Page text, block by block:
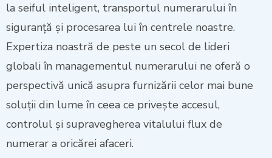
la seiful inteligent, transportul numerarului în
siguranță și procesarea lui în centrele noastre.
Expertiza noastră de peste un secol de lideri
globali în managementul numerarului ne oferă o
perspectivă unică asupra furnizării celor mai bune
soluții din lume în ceea ce privește accesul,
controlul și supravegherea vitalului flux de
numerar a oricărei afaceri.